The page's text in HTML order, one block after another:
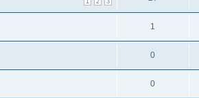
1
0
0